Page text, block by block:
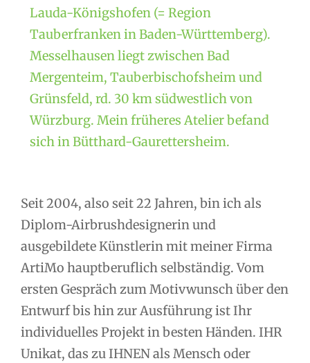
Lauda-Königshofen (= Region
Tauberfranken in Baden-Württemberg).
Messelhausen liegt zwischen Bad
Mergenteim, Tauberbischofsheim und
Grünsfeld, rd. 30 km südwestlich von
Würzburg. Mein früheres Atelier befand
sich in Bütthard-Gaurettersheim.
Seit 2004, also seit 22 Jahren, bin ich als
Diplom-Airbrushdesignerin und
ausgebildete Künstlerin mit meiner Firma
ArtiMo hauptberuflich selbständig. Vom
ersten Gespräch zum Motivwunsch über den
Entwurf bis hin zur Ausführung ist Ihr
individuelles Projekt in besten Händen. IHR
Unikat, das zu IHNEN als Mensch oder